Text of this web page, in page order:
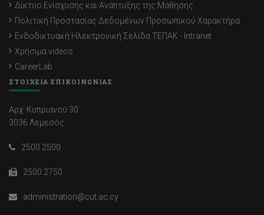
Δίκτυο Ενίσχυσης και Ανάπτυξης της Μάθησης
Πολιτική Προστασίας Δεδομένων Προσωπικού Χαρακτήρα
Ενδοδικτυακή Ηλεκτρονική Σελίδα ΤΕΠΑΚ - Intranet
Χρήσιμα videos
CareerLab
ΣΤΟΙΧΕΙΑ ΕΠΙΚΟΙΝΩΝΙΑΣ
Αρχ. Κυπριανού 30
3036 Λεμεσός
2500 2500
2500 2750
administration@cut.ac.cy